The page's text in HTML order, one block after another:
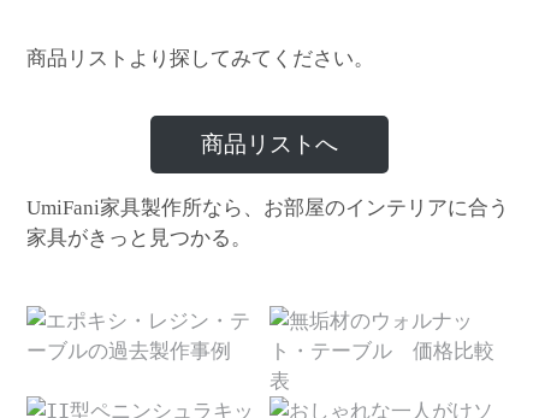
商品リストより探してみてください。
商品リストへ
UmiFani家具製作所なら、お部屋のインテリアに合う
家具がきっと見つかる。